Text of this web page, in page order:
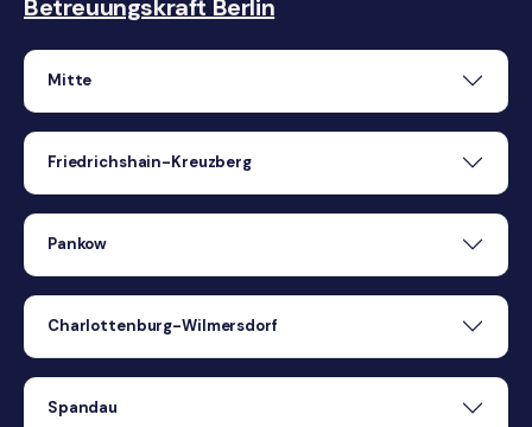
Betreuungskraft Berlin
Mitte
Friedrichshain-Kreuzberg
Pankow
Charlottenburg-Wilmersdorf
Spandau